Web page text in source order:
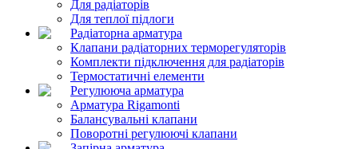
Для радіаторів
Для теплої підлоги
Радіаторна арматура
Клапани радіаторних терморегуляторів
Комплекти підключення для радіаторів
Термостатичні елементи
Регулююча арматура
Арматура Rigamonti
Балансувальні клапани
Поворотні регулюючі клапани